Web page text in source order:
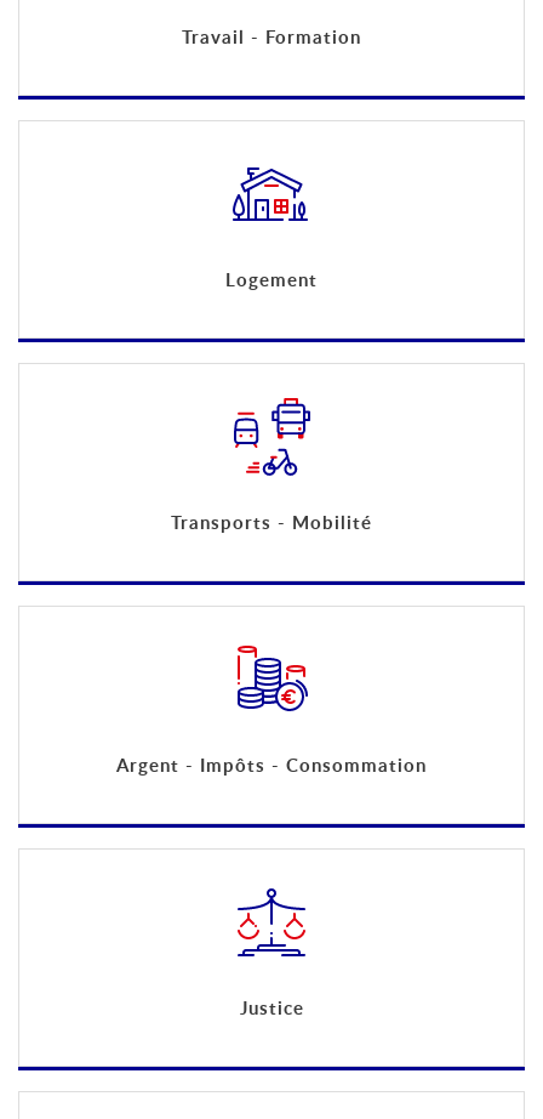
Travail - Formation
Logement
Transports - Mobilité
Argent - Impôts - Consommation
Justice